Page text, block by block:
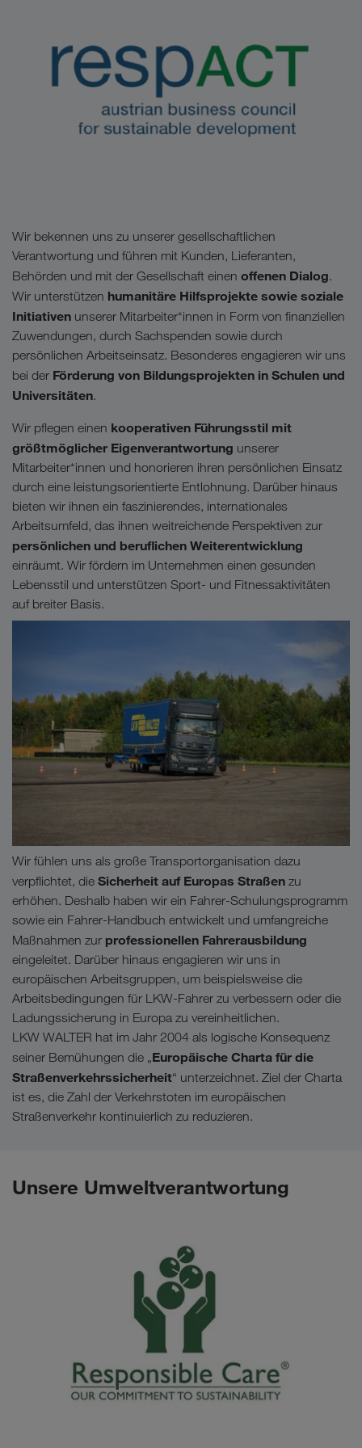
Wir bekennen uns zu unserer gesellschaftlichen
Verantwortung und führen mit Kunden, Lieferanten,
Behörden und mit der Gesellschaft einen offenen Dialog.
Wir unterstützen humanitäre Hilfsprojekte sowie soziale
Initiativen unserer Mitarbeiter*innen in Form von finanziellen
Zuwendungen, durch Sachspenden sowie durch
persönlichen Arbeitseinsatz. Besonderes engagieren wir uns
bei der Förderung von Bildungsprojekten in Schulen und
Universitäten.
Wir pflegen einen kooperativen Führungsstil mit
größtmöglicher Eigenverantwortung unserer
Mitarbeiter*innen und honorieren ihren persönlichen Einsatz
durch eine leistungsorientierte Entlohnung. Darüber hinaus
bieten wir ihnen ein faszinierendes, internationales
Arbeitsumfeld, das ihnen weitreichende Perspektiven zur
persönlichen und beruflichen Weiterentwicklung
einräumt. Wir fördern im Unternehmen einen gesunden
Lebensstil und unterstützen Sport- und Fitnessaktivitäten
auf breiter Basis.
Wir fühlen uns als große Transportorganisation dazu
verpflichtet, die Sicherheit auf Europas Straßen zu
erhöhen. Deshalb haben wir ein Fahrer-Schulungsprogramm
sowie ein Fahrer-Handbuch entwickelt und umfangreiche
Maßnahmen zur professionellen Fahrerausbildung
eingeleitet. Darüber hinaus engagieren wir uns in
europäischen Arbeitsgruppen, um beispielsweise die
Arbeitsbedingungen für LKW-Fahrer zu verbessern oder die
Ladungssicherung in Europa zu vereinheitlichen.
LKW WALTER hat im Jahr 2004 als logische Konsequenz
seiner Bemühungen die „Europäische Charta für die
Straßenverkehrssicherheit“ unterzeichnet. Ziel der Charta
ist es, die Zahl der Verkehrstoten im europäischen
Straßenverkehr kontinuierlich zu reduzieren.
Unsere Umweltverantwortung